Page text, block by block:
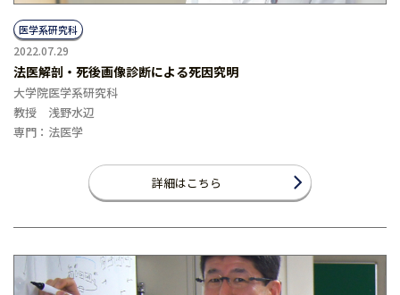
医学系研究科
2022.07.29
法医解剖・死後画像診断による死因究明
大学院医学系研究科
教授 浅野水辺
専門：法医学
詳細はこちら